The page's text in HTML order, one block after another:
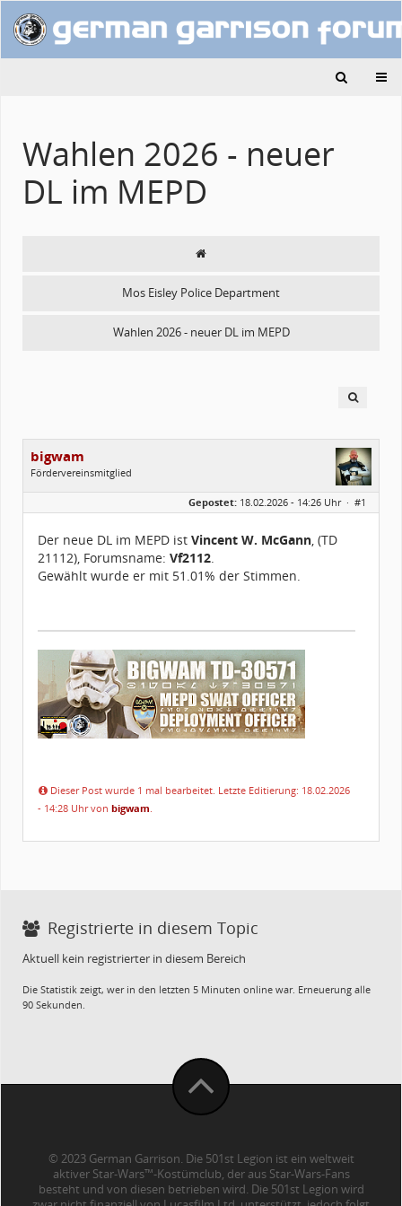
Wahlen 2026 - neuer
DL im MEPD
Mos Eisley Police Department
Wahlen 2026 - neuer DL im MEPD
bigwam
Fördervereinsmitglied
Geschlecht:
89264 Weissenhorn
Alter:
55
Forenmitglied seit: 04 / 2016
Legion-ID:
30571
Squad-Zugehörigkeit:SESQ
Kostüme:
Im Profil...
Gepostet: 18.02.2026 - 14:26 Uhr · #1
Der neue DL im MEPD ist Vincent W. McGann, (TD
21112), Forumsname: Vf2112.
Gewählt wurde er mit 51.01% der Stimmen.
Dieser Post wurde 1 mal bearbeitet. Letzte Editierung: 18.02.2026
- 14:28 Uhr von bigwam.
Registrierte in diesem Topic
Aktuell kein registrierter in diesem Bereich
Die Statistik zeigt, wer in den letzten 5 Minuten online war. Erneuerung alle
90 Sekunden.
© 2023 German Garrison. Die 501st Legion ist ein weltweit
aktiver Star-Wars™-Kostümclub, der aus Star-Wars-Fans
besteht und von diesen betrieben wird. Die 501st Legion wird